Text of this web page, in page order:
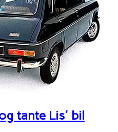
tante Lis' bil